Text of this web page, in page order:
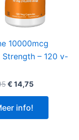
10000mcg
Strength – 120 v-
Oorspronkelijke
€ 19,95.
€ 14,75Huidige
€ 14,75.
info!